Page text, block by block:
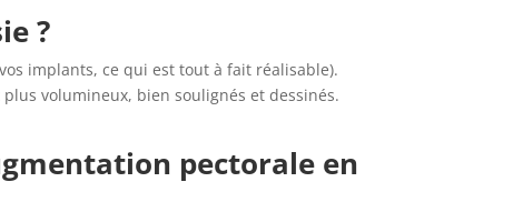
?
implants, ce qui est tout à fait réalisable).
volumineux, bien soulignés et dessinés.
pectorale en